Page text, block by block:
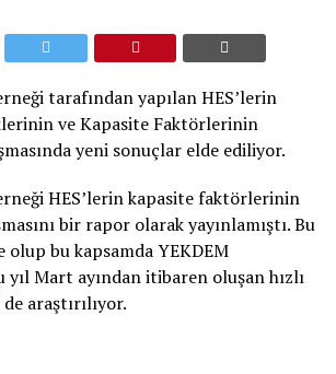
tarafından yapılan HES’lerin
ve Kapasite Faktörlerinin
yeni sonuçlar elde ediliyor.
HES’lerin kapasite faktörlerinin
bir rapor olarak yayınlamıştı. Bu
olup bu kapsamda YEKDEM
Mart ayından itibaren oluşan hızlı
araştırılıyor.